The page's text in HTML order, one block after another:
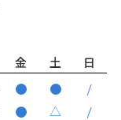
金 土
△
日